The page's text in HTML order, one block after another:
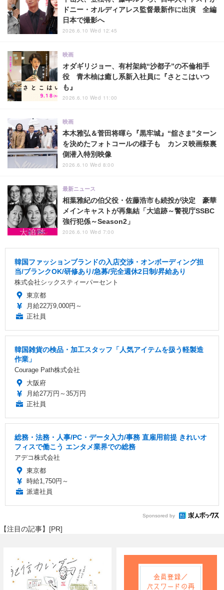
ドニー・オルディアレス監督最新作に出演 全編
日本で撮影へ
2026.6.10 Wed 12:45
オダギリジョー、有村架純“沙都子”の不倫相手
役 青木柚は癒し系新入社員に『さとこはいつ
も』
映画
2026.6.10 Wed 11:00
本木雅弘＆菅田将暉ら『黒牢城』“舘さま”ターン
を決めたフォトコールの様子も カンヌ映画祭裏
側潜入特別映像
映画
2026.6.10 Wed 8:00
相葉雅紀の伯父役・佐藤浩市も続投が決定 豪華
メインキャストが再集結「大追跡～警視庁SSBC
強行犯係～Season2」
最新ニュース
2026.6.10 Wed 7:00
韓国ファッションブランドの入店交渉・オンボーディング担
当/ブランクOK/研修あり/急募/完全週休2日制/昇給あり
株式会社シックスティーパーセント
東京都
月給22万9,000円～
正社員
韓国雑貨の検品・加工スタッフ「人気アイテムを扱う軽製造
作業」
Courage Path株式会社
大阪府
月給27万円～35万円
正社員
総務・法務・人事/PC・データ入力/事務 直雇用前提 きれいオ
フィスで働こう エンタメ業界での総務
アデコ株式会社
東京都
時給1,750円～
派遣社員
Sponsored by
【注目の記事】[PR]